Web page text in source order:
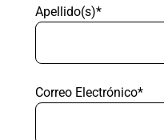
Apellido(s)*
Correo Electrónico*